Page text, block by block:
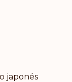
japonés